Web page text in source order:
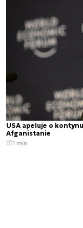
USA apeluje o
Afganistanie
1 min.